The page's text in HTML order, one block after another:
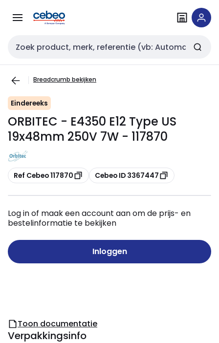
naar
naar
Zoekveld invoer
Breadcrumb bekijken
Eindereeks
ORBITEC - E4350 E12 Type US
19x48mm 250V 7W - 117870
Kopiëren
Ref Cebeo 117870 Kopiëren
Cebeo ID 3367447
Log in of maak een account aan om de prijs- en
bestelinformatie te bekijken
Inloggen
Toon documentatie
Verpakkingsinfo